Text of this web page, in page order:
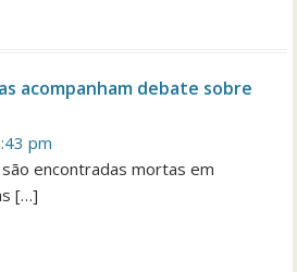
acompanham debate sobre
pm
encontradas mortas em
[…]